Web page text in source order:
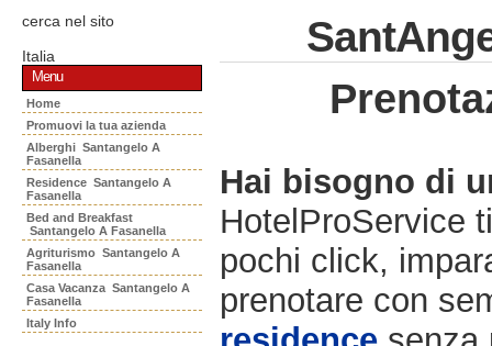
cerca nel sito
Italia
Menu
Home
Promuovi la tua azienda
Alberghi Santangelo A
Fasanella
Residence Santangelo A
Fasanella
Bed and Breakfast
Santangelo A Fasanella
Agriturismo Santangelo A
Fasanella
Casa Vacanza Santangelo A
Fasanella
Italy Info
Hai bisogno di
HotelProService
pochi click,
prenotare con